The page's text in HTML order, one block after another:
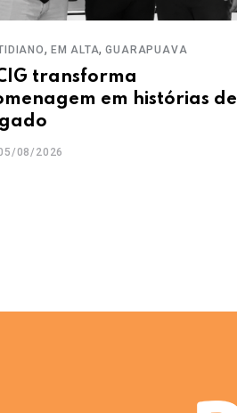
, EM ALTA,GUARAPUAVA
transforma
em histórias de
08/2026